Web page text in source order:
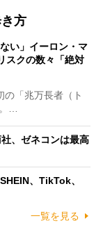
方
い」イーロン・マ
スクの数々「絶対
「兆万長者（ト
…
、ゼネコンは最高
、TikTok、
一覧を見る